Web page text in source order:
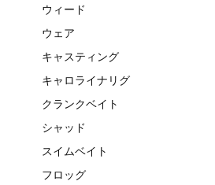
ウィード
ウェア
キャスティング
キャロライナリグ
クランクベイト
シャッド
スイムベイト
フロッグ